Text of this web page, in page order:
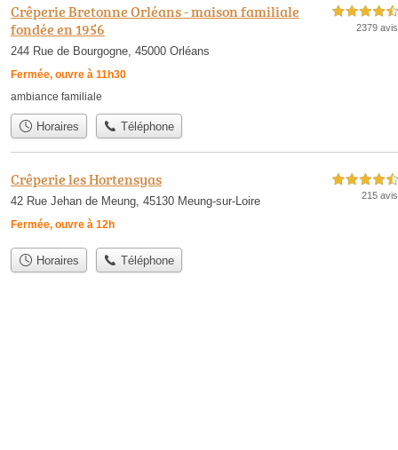
Crêperie Bretonne Orléans - maison familiale
fondée en 1956
244 Rue de Bourgogne, 45000 Orléans
Fermée, ouvre à 11h30
4,5 étoiles sur 5
2379 avis
ambiance familiale
Horaires Téléphone
Crêperie les Hortensyas
42 Rue Jehan de Meung, 45130 Meung-sur-Loire
Fermée, ouvre à 12h
4,5 étoiles sur 5
215 avis
Horaires Téléphone